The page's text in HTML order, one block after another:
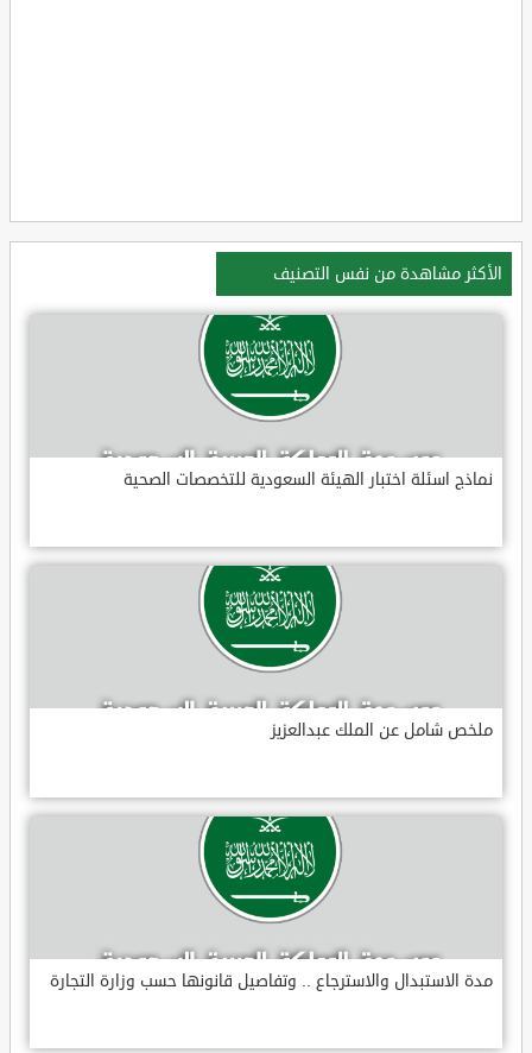
الأكثر مشاهدة من نفس التصنيف
نماذج اسئلة اختبار الهيئة السعودية للتخصصات الصحية
ملخص شامل عن الملك عبدالعزيز
مدة الاستبدال والاسترجاع .. وتفاصيل قانونها حسب وزارة التجارة